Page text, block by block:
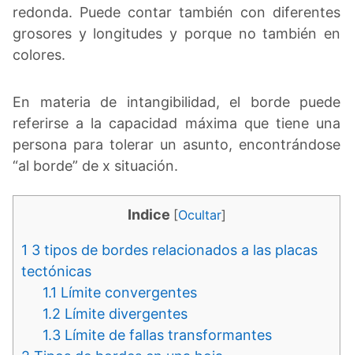
redonda. Puede contar también con diferentes
grosores y longitudes y porque no también en
colores.
En materia de intangibilidad, el borde puede
referirse a la capacidad máxima que tiene una
persona para tolerar un asunto, encontrándose
“al borde” de x situación.
Indice [Ocultar]
1 3 tipos de bordes relacionados a las placas
tectónicas
1.1 Límite convergentes
1.2 Límite divergentes
1.3 Límite de fallas transformantes